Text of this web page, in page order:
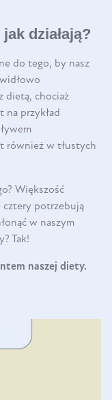
działają?
do tego, by nasz
dietą, chociaż
przykład
również w tłustych
Większość
cztery potrzebują
w naszym
Tak!
naszej diety.